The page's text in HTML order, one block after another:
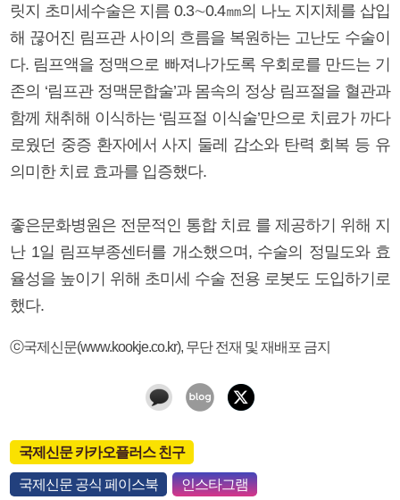
릿지 초미세수술은 지름 0.3∼0.4㎜의 나노 지지체를 삽입
해 끊어진 림프관 사이의 흐름을 복원하는 고난도 수술이
다. 림프액을 정맥으로 빠져나가도록 우회로를 만드는 기
존의 ‘림프관 정맥문합술’과 몸속의 정상 림프절을 혈관과
함께 채취해 이식하는 ‘림프절 이식술’만으로 치료가 까다
로웠던 중증 환자에서 사지 둘레 감소와 탄력 회복 등 유
의미한 치료 효과를 입증했다.
좋은문화병원은 전문적인 통합 치료 를 제공하기 위해 지
난 1일 림프부종센터를 개소했으며, 수술의 정밀도와 효
율성을 높이기 위해 초미세 수술 전용 로봇도 도입하기로
했다.
ⓒ국제신문(www.kookje.co.kr), 무단 전재 및 재배포 금지
국제신문 카카오플러스 친구
국제신문 공식 페이스북 인스타그램